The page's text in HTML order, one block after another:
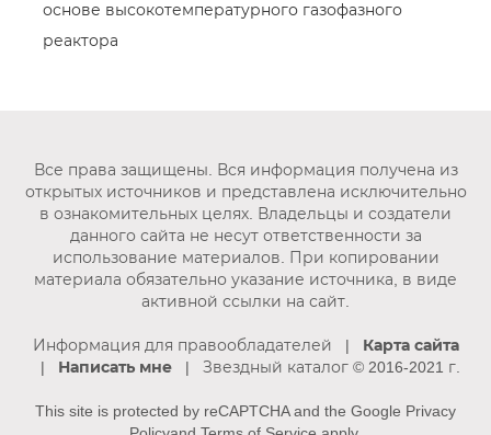
основе высокотемпературного газофазного
реактора
Все права защищены. Вся информация получена из
открытых источников и представлена исключительно
в ознакомительных целях. Владельцы и создатели
данного сайта не несут ответственности за
использование материалов. При копировании
материала обязательно указание источника, в виде
активной ссылки на сайт.
Информация для правообладателей | Карта сайта
| Написать мне| Звездный каталог © 2016-2021 г.
This site is protected by reCAPTCHA and the Google Privacy